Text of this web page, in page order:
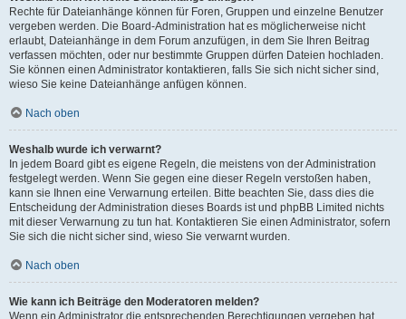
Rechte für Dateianhänge können für Foren, Gruppen und einzelne Benutzer
vergeben werden. Die Board-Administration hat es möglicherweise nicht
erlaubt, Dateianhänge in dem Forum anzufügen, in dem Sie Ihren Beitrag
verfassen möchten, oder nur bestimmte Gruppen dürfen Dateien hochladen.
Sie können einen Administrator kontaktieren, falls Sie sich nicht sicher sind,
wieso Sie keine Dateianhänge anfügen können.
Nach oben
Weshalb wurde ich verwarnt?
In jedem Board gibt es eigene Regeln, die meistens von der Administration
festgelegt werden. Wenn Sie gegen eine dieser Regeln verstoßen haben,
kann sie Ihnen eine Verwarnung erteilen. Bitte beachten Sie, dass dies die
Entscheidung der Administration dieses Boards ist und phpBB Limited nichts
mit dieser Verwarnung zu tun hat. Kontaktieren Sie einen Administrator, sofern
Sie sich die nicht sicher sind, wieso Sie verwarnt wurden.
Nach oben
Wie kann ich Beiträge den Moderatoren melden?
Wenn ein Administrator die entsprechenden Berechtigungen vergeben hat,